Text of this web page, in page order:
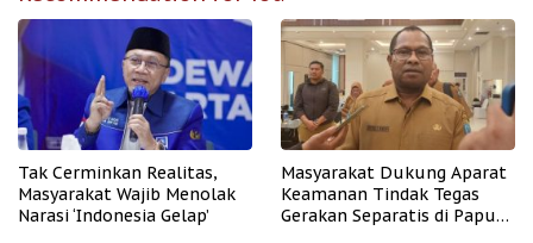
Tak Cerminkan Realitas,
Masyarakat Wajib Menolak
Narasi ‘Indonesia Gelap’
Masyarakat Dukung Aparat
Keamanan Tindak Tegas
Gerakan Separatis di Papua